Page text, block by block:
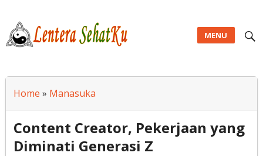
MENU
Home » Manasuka
Content Creator, Pekerjaan yang
Diminati Generasi Z